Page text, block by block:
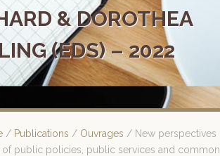
& DOROTHEA
(EDS) – 2022
/ Publications / Ouvrages / New perspectives
public policies, public services and common